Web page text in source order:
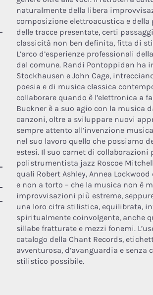
naturalmente della libera
composizione elettroacustica e della
delle tracce presentate, certi
classicità non ben definita, fitta di
L’arco d’esperienze professionali
dal comune. Randi Pontoppidan ha
Stockhausen e John Cage,
poesia e di musica classica
collaborare quando è l’elettronica a
Buckner è a suo agio con la musica
canzoni, oltre a sviluppare nuovi
sempre attento all’invenzione
nel suo lavoro quello che possiamo
estesi. Il suo carnet di
polistrumentista jazz Roscoe
quali Robert Ashley, Annea
e non a torto – che la musica non è
improvvisazioni più estreme,
una loro cifra stilistica, equilibrata,
spiritualmente coinvolgente, anche
sillabe fratturate e mezzi fonemi.
catalogo della Chant Records,
avventurosa, d’avanguardia e
stilistico possibile.